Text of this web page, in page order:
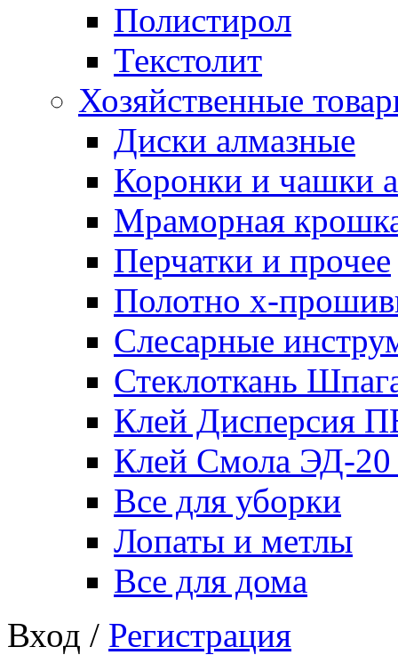
Полистирол
Текстолит
Хозяйственные
Диски алмазные
Коронки и чашки
Мраморная
Перчатки и прочее
Полотно х-
Слесарные
Стеклоткань
Клей Дисперсия
Клей Смола ЭД-20
Все для уборки
Лопаты и метлы
Все для дома
Вход / Регистрация